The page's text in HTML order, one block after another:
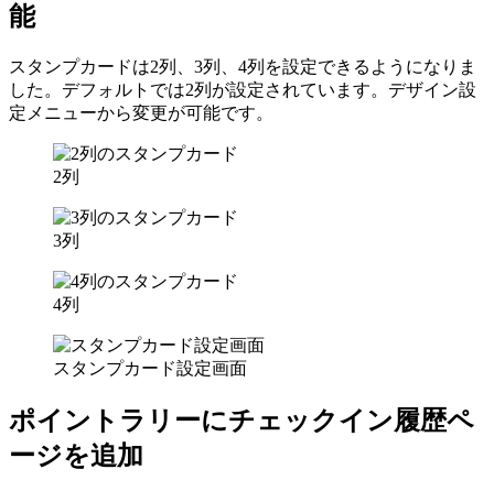
能
スタンプカードは2列、3列、4列を設定できるようになりま
した。デフォルトでは2列が設定されています。デザイン設
定メニューから変更が可能です。
2列
3列
4列
スタンプカード設定画面
ポイントラリーにチェックイン履歴ペ
ージを追加